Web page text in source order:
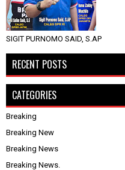
SIGIT PURNOMO SAID, S.AP
RECENT POSTS
CATEGORIES
Breaking
Breaking New
Breaking News
Breaking News.